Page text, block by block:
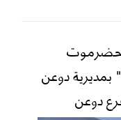
حضرموت
دوعن
دوعن